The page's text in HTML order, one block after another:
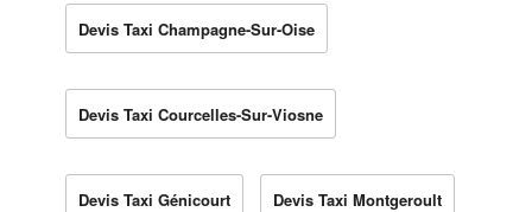
Devis Taxi Champagne-Sur-Oise
Devis Taxi Courcelles-Sur-Viosne
Devis Taxi Génicourt Devis Taxi Montgeroult